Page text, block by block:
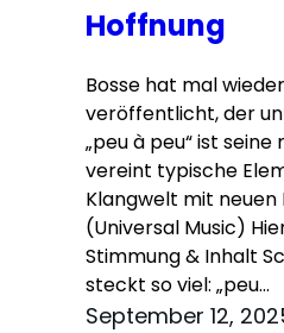
Hoffnung
Bosse hat mal
veröffentlicht, der
„peu à peu“ ist seine
vereint typische
Klangwelt mit neuen
(Universal Music)
Stimmung & Inhalt
steckt so viel: „peu…
September 12,